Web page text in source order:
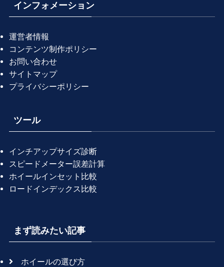
インフォメーション
運営者情報
コンテンツ制作ポリシー
お問い合わせ
サイトマップ
プライバシーポリシー
ツール
インチアップサイズ診断
スピードメーター誤差計算
ホイールインセット比較
ロードインデックス比較
まず読みたい記事
ホイールの選び方